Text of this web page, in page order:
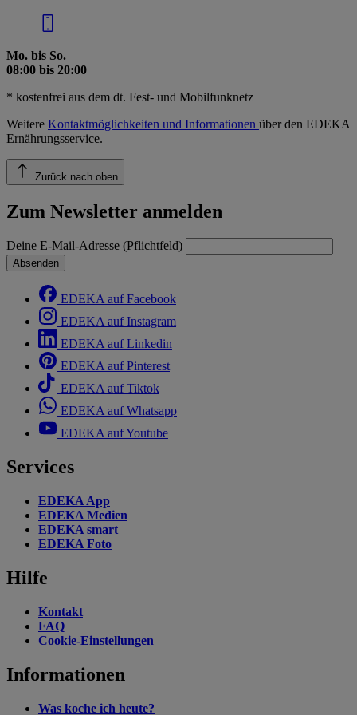
Mo. bis So.
08:00 bis 20:00
* kostenfrei aus dem dt. Fest- und Mobilfunknetz
Weitere Kontaktmöglichkeiten und Informationen über den EDEKA
Ernährungsservice.
Zurück nach oben
Zum Newsletter anmelden
Deine E-Mail-Adresse (Pflichtfeld)
Absenden
EDEKA auf Facebook
EDEKA auf Instagram
EDEKA auf Linkedin
EDEKA auf Pinterest
EDEKA auf Tiktok
EDEKA auf Whatsapp
EDEKA auf Youtube
Services
EDEKA App
EDEKA Medien
EDEKA smart
EDEKA Foto
Hilfe
Kontakt
FAQ
Cookie-Einstellungen
Informationen
Was koche ich heute?